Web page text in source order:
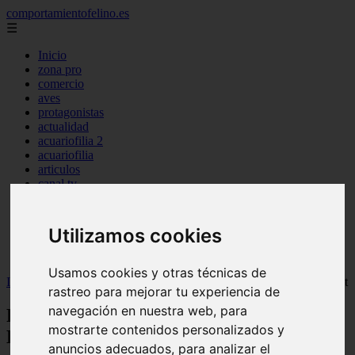
Utilizamos cookies
Usamos cookies y otras técnicas de
rastreo para mejorar tu experiencia de
navegación en nuestra web, para
mostrarte contenidos personalizados y
anuncios adecuados, para analizar el
comportamientofelino.es
☰
Inicio
zona pro
comercio
aves
protagonistas
actualidad
acuariofilia 2
acuariofilia
articulos
canal tv
tablon de anuncios
uncategorized
Inicio
gatos2 >Razas de gatos únicas: Perfil del siamés Blue Point
Razas de gatos únicas: Perfil del siamés
Blue Point